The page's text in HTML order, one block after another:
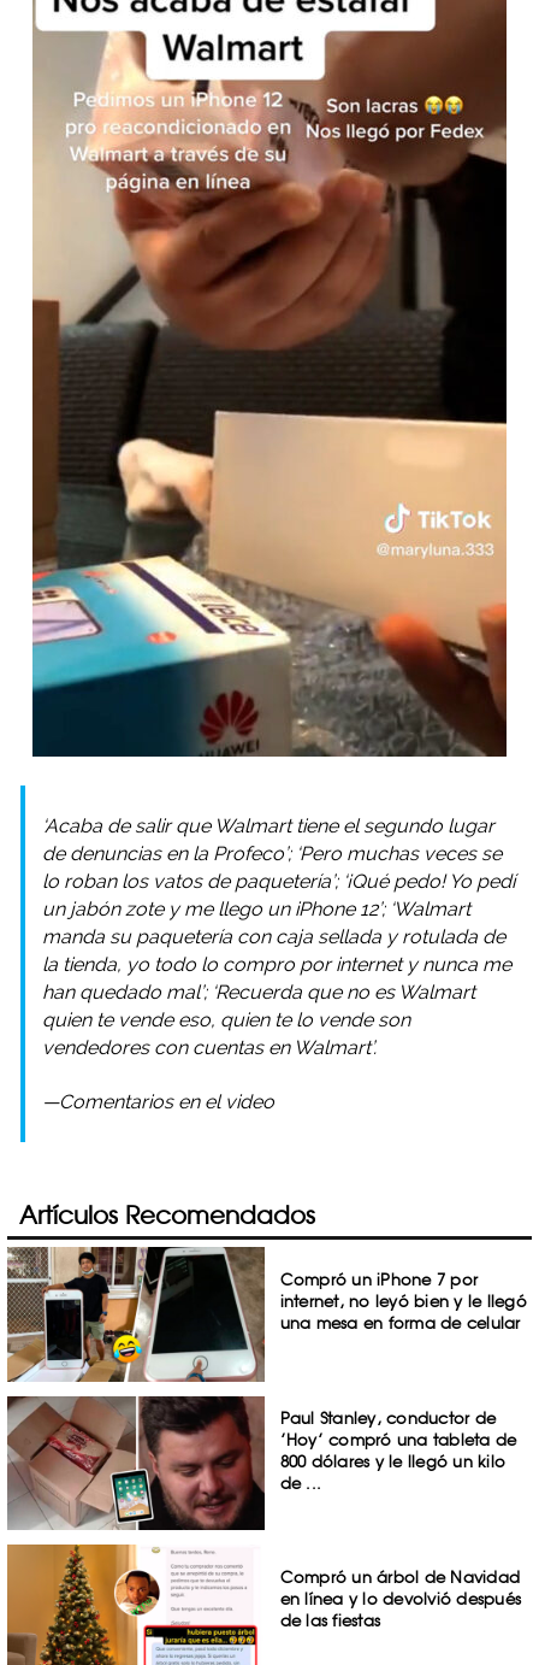
‘Acaba de salir que Walmart tiene el segundo lugar
de denuncias en la Profeco’; ‘Pero muchas veces se
lo roban los vatos de paquetería’; ‘¡Qué pedo! Yo pedí
un jabón zote y me llego un iPhone 12’; ‘Walmart
manda su paquetería con caja sellada y rotulada de
la tienda, yo todo lo compro por internet y nunca me
han quedado mal’; ‘Recuerda que no es Walmart
quien te vende eso, quien te lo vende son
vendedores con cuentas en Walmart’.
—Comentarios en el video
Artículos Recomendados
Compró un iPhone 7 por
internet, no leyó bien y le llegó
una mesa en forma de celular
Paul Stanley, conductor de
’Hoy’ compró una tableta de
800 dólares y le llegó un kilo
de ...
Compró un árbol de Navidad
en línea y lo devolvió después
de las fiestas